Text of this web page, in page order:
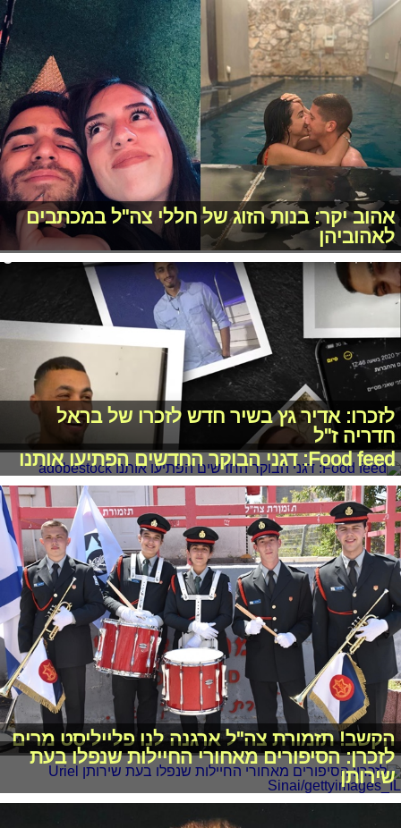
אהוב יקר: בנות הזוג של חללי צה"ל במכתבים
לאהוביהן
לזכרו: אדיר גץ בשיר חדש לזכרו של בראל
חדריה ז"ל
Food feed: דגני הבוקר החדשים הפתיעו אותנו
הקשב! תזמורת צה"ל ארגנה לנו פלייליסט מרים
לזכרן: הסיפורים מאחורי החיילות שנפלו בעת
שירותן